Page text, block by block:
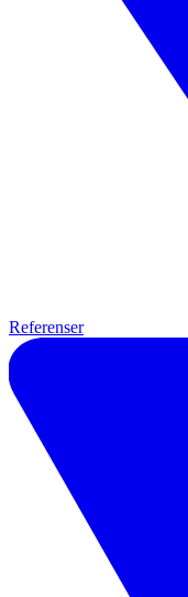
Referenser